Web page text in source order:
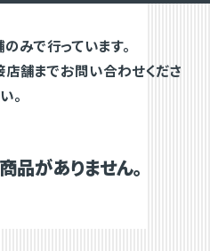
みで行っています。
舗までお問い合わせくださ
い。
品がありません。